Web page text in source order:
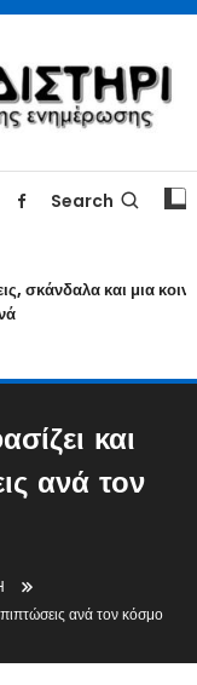
Search
σκάνδαλα και μια
και
ανά τον
ανά τον κόσμο